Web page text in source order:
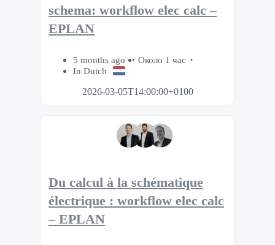
schema: workflow elec calc –
EPLAN
5 months ago
Около 1 час
In Dutch
2026-03-05T14:00:00+0100
Du calcul à la schématique
électrique : workflow elec calc
– EPLAN